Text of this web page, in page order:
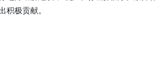
极贡献。